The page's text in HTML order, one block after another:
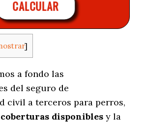
CALCULAR
]
a fondo las
del seguro de
civil a terceros para perros,
disponibles y la